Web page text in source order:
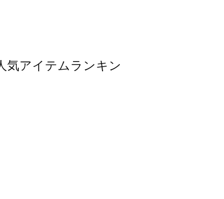
気アイテムランキン